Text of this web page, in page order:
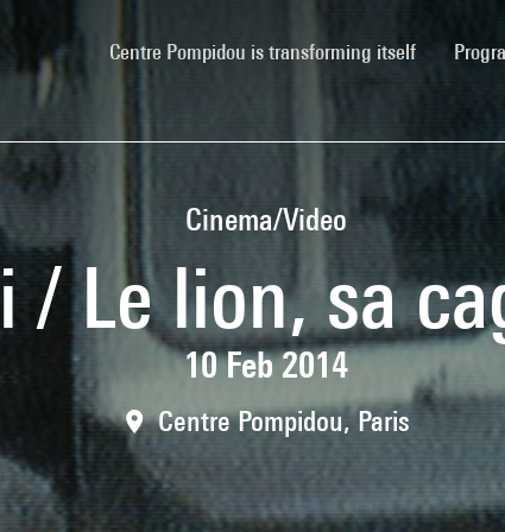
Centre Pompidou is transforming itself(current)
Cinema/Video
/ Le lion, sa
10 Feb 2014
Centre Pompidou, Paris